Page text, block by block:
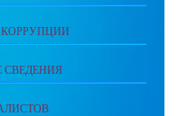
СВЕДЕНИЯ